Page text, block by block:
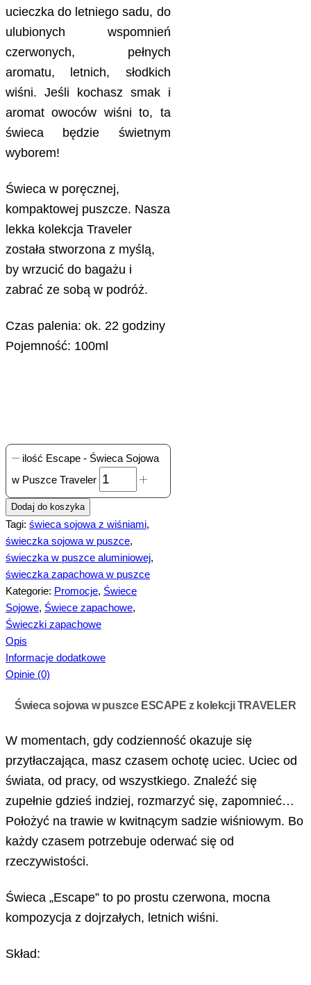
ucieczka do letniego sadu, do
ulubionych wspomnień
czerwonych, pełnych
aromatu, letnich, słodkich
wiśni. Jeśli kochasz smak i
aromat owoców wiśni to, ta
świeca będzie świetnym
wyborem!
Świeca w poręcznej,
kompaktowej puszcze. Nasza
lekka kolekcja Traveler
została stworzona z myślą,
by wrzucić do bagażu i
zabrać ze sobą w podróż.
Czas palenia: ok. 22 godziny
Pojemność: 100ml
ilość Escape - Świeca Sojowa
w Puszce Traveler
Dodaj do koszyka
Tagi: świeca sojowa z wiśniami,
świeczka sojowa w puszce,
świeczka w puszce aluminiowej,
świeczka zapachowa w puszce
Kategorie: Promocje, Świece
Sojowe, Świece zapachowe,
Świeczki zapachowe
Opis
Informacje dodatkowe
Opinie (0)
Świeca sojowa w puszce ESCAPE z kolekcji TRAVELER
W momentach, gdy codzienność okazuje się
przytłaczająca, masz czasem ochotę uciec. Uciec od
świata, od pracy, od wszystkiego. Znaleźć się
zupełnie gdzieś indziej, rozmarzyć się, zapomnieć…
Położyć na trawie w kwitnącym sadzie wiśniowym. Bo
każdy czasem potrzebuje oderwać się od
rzeczywistości.
Świeca „Escape” to po prostu czerwona, mocna
kompozycja z dojrzałych, letnich wiśni.
Skład: